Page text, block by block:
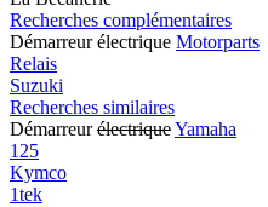
Recherches complémentaires
Démarreur électrique Motorparts
Relais
Suzuki
Recherches similaires
DémarreurélectriqueYamaha
125
Kymco
1tek